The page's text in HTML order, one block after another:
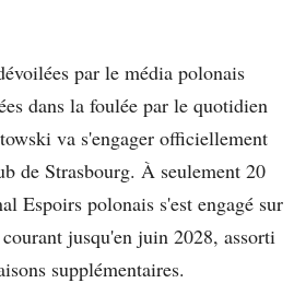
par le média polonais
dans la foulée par le quotidien
va s'engager officiellement
de Strasbourg. À seulement 20
Espoirs polonais s'est engagé sur
jusqu'en juin 2028, assorti
supplémentaires.